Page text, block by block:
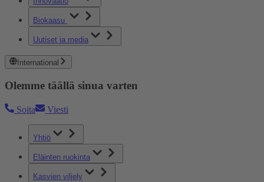
Biokaasu
Uutiset ja media
International
Olemme täällä sinua varten
Soita Viesti
Yhtiö
Eläinten ruokinta
Kasvien viljely